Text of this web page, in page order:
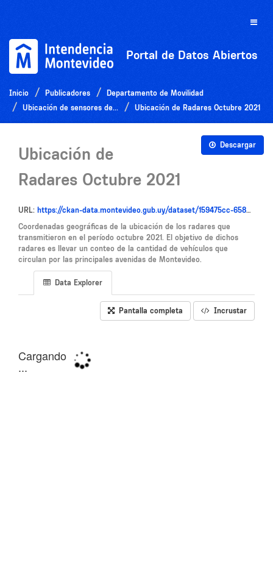
Toggle
Portal de Datos Abiertos
Inicio Publicadores
Departamento de Movilidad
Ubicación de sensores de...
Ubicación de Radares Octubre 2021
Descargar
Ubicación de
Radares Octubre 2021
URL: https://ckan-data.montevideo.gub.uy/dataset/159475cc-6584-48d3-961c-b6fa71e14cba/resource/769a3d0c-e028-45ca-8581-00ca8e9f9e4e/download/infosensoresmedicionconteo102021.csv
Coordenadas geográficas de la ubicación de los radares que
transmitieron en el período octubre 2021. El objetivo de dichos
radares es llevar un conteo de la cantidad de vehículos que
circulan por las principales avenidas de Montevideo.
Data Explorer
Pantalla completa Incrustar